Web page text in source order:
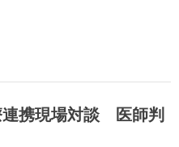
連携現場対談 医師判